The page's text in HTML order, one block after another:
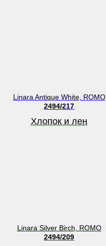
Linara Antique White, ROMO
2494/217
Хлопок и лен
Linara Silver Birch, ROMO
2494/209